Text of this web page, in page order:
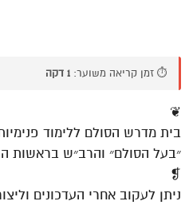
⏱️ זמן קריאה משוער: 1 דקה
❦
בית מדרש הסולם ללימוד
״בעל הסולם״ והרב״ש בראשות
❡
ניתן לעקוב אחרי העדכונים